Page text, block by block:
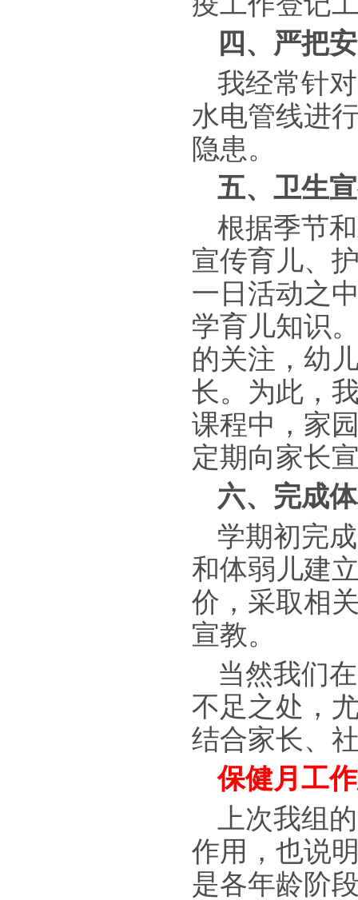
四、严把
我经常针
水电管线进
隐患。
五、卫生
根据季节
宣传育儿、
一日活动之
学育儿知识
的关注，幼
长。为此，
课程中，家
定期向家长
六、完成
学期初完
和体弱儿建
价，采取相
宣教。
当然我们
不足之处，
结合家长、
保健月工
上次我组
作用，也说
是各年龄阶